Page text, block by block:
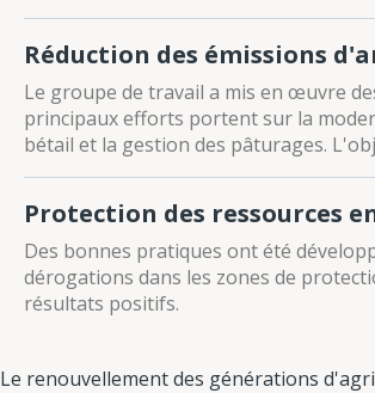
Réduction des émissions
Le groupe de travail a mis en œuvre
principaux efforts portent sur la
bétail et la gestion des pâturages.
Protection des ressources
Des bonnes pratiques ont été
dérogations dans les zones de
résultats positifs.
Le renouvellement des générations